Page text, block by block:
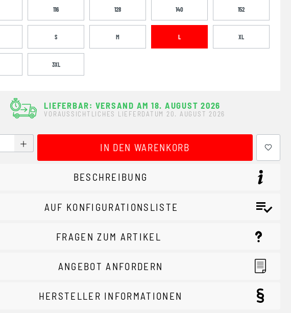
116 128 140 152
S M L XL
3XL
LIEFERBAR: VERSAND AM 18. AUGUST 2026
VORAUSSICHTLICHES LIEFERDATUM 20. AUGUST 2026
Gib den gewünschten Wert ein oder benutze die Schaltflächen
IN DEN WARENKORB
BESCHREIBUNG
AUF KONFIGURATIONSLISTE
FRAGEN ZUM ARTIKEL
ANGEBOT ANFORDERN
HERSTELLER INFORMATIONEN